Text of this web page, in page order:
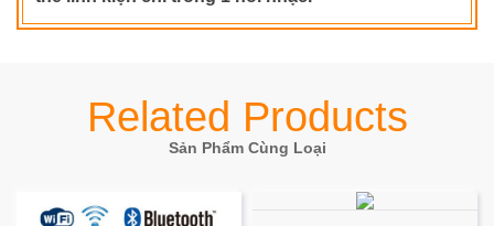
Related Products
Sản Phẩm Cùng Loại